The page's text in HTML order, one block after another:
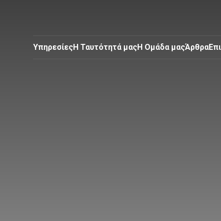
ΥπηρεσίεςΗ Ταυτότητά μαςΗ Ομάδα μαςΆρθρα